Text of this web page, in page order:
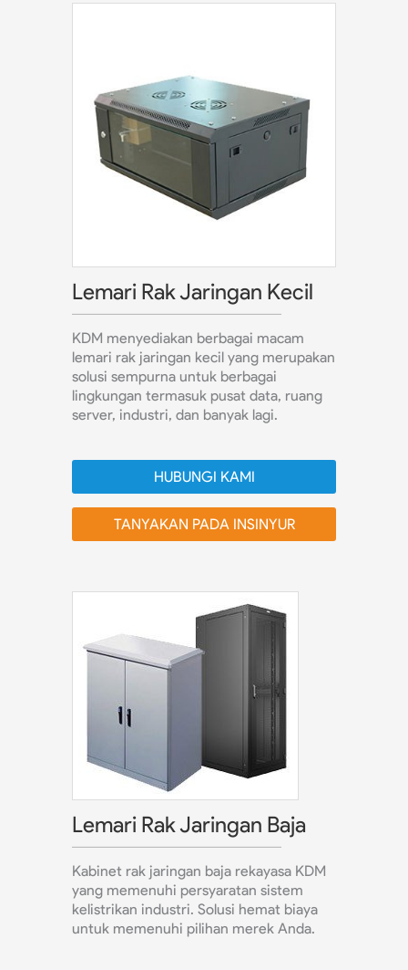
Lemari Rak Jaringan Kecil
KDM menyediakan berbagai macam
lemari rak jaringan kecil yang merupakan
solusi sempurna untuk berbagai
lingkungan termasuk pusat data, ruang
server, industri, dan banyak lagi.
HUBUNGI KAMI
TANYAKAN PADA INSINYUR
Lemari Rak Jaringan Baja
Kabinet rak jaringan baja rekayasa KDM
yang memenuhi persyaratan sistem
kelistrikan industri. Solusi hemat biaya
untuk memenuhi pilihan merek Anda.